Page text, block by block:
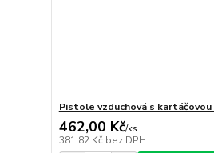
Pistole vzduchová s
462,00 Kč/ks
381,82 Kč bez DPH